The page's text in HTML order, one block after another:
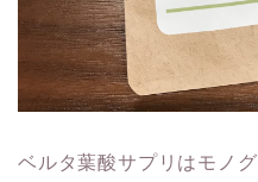
ベルタ葉酸サプリはモノ